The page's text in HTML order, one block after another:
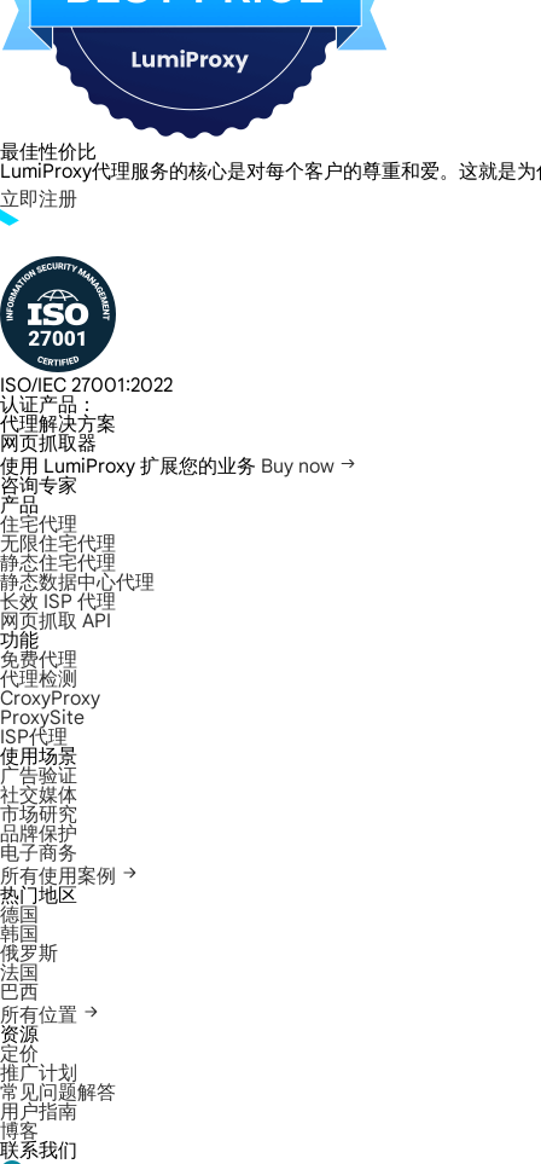
最佳性价比
LumiProxy代理服务的核心是对每个客户的尊重和爱。这就是
立即注册
ISO/IEC 27001:2022
认证产品：
代理解决方案
网页抓取器
使用 LumiProxy 扩展您的业务 Buy now
咨询专家
产品
住宅代理
无限住宅代理
静态住宅代理
静态数据中心代理
长效 ISP 代理
网页抓取 API
功能
免费代理
代理检测
CroxyProxy
ProxySite
ISP代理
使用场景
广告验证
社交媒体
市场研究
品牌保护
电子商务
所有使用案例
热门地区
德国
韩国
俄罗斯
法国
巴西
所有位置
资源
定价
推广计划
常见问题解答
用户指南
博客
联系我们